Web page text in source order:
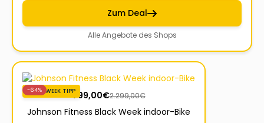
Zum Deal
Alle Angebote des Shops
BLACKWEEK TIPP
-64% 799,00€2.299,00€
Johnson Fitness Black Week indoor-Bike